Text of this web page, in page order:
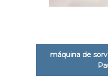
máquina de